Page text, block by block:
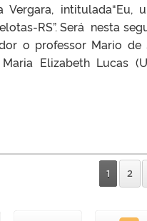
intitulada“Eu,
RS”. Será nesta
o professor Mario de
Elizabeth Lucas
1
2